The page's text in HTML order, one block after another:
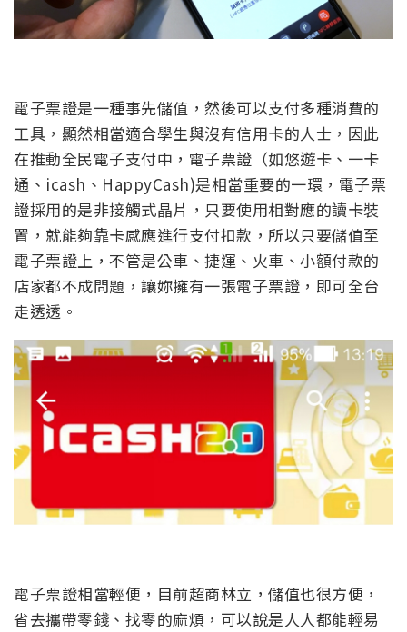
電子票證是一種事先儲值，然後可以支付多種消費的
工具，顯然相當適合學生與沒有信用卡的人士，因此
在推動全民電子支付中，電子票證（如悠遊卡、一卡
通、icash、HappyCash)是相當重要的一環，電子票
證採用的是非接觸式晶片，只要使用相對應的讀卡裝
置，就能夠靠卡感應進行支付扣款，所以只要儲值至
電子票證上，不管是公車、捷運、火車、小額付款的
店家都不成問題，讓妳擁有一張電子票證，即可全台
走透透。
電子票證相當輕便，目前超商林立，儲值也很方便，
省去攜帶零錢、找零的麻煩，可以說是人人都能輕易